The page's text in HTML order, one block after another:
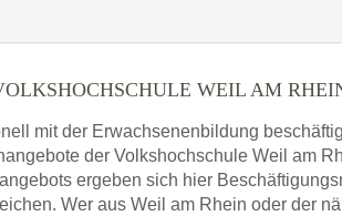
WEIL AM
mit der Erwachsenenbildung
der Volkshochschule Weil am
ergeben sich hier
Wer aus Weil am Rhein oder der